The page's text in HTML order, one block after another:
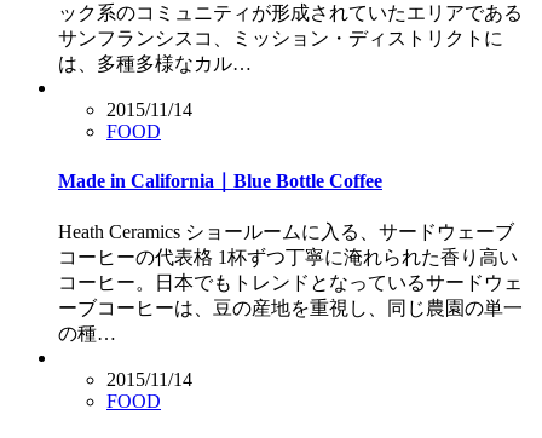
ック系のコミュニティが形成されていたエリアである
サンフランシスコ、ミッション・ディストリクトに
は、多種多様なカル…
2015/11/14
FOOD
Made in California｜Blue Bottle Coffee
Heath Ceramics ショールームに入る、サードウェーブ
コーヒーの代表格 1杯ずつ丁寧に淹れられた香り高い
コーヒー。日本でもトレンドとなっているサードウェ
ーブコーヒーは、豆の産地を重視し、同じ農園の単一
の種…
2015/11/14
FOOD